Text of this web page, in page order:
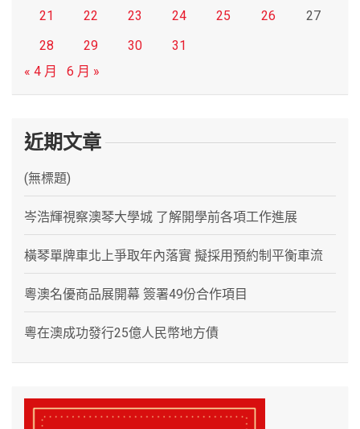
21
22 23 24 25 26
27
28
29 30
31
« 4 月
6 月 »
近期文章
(無標題)
岑浩輝視察澳琴大學城 了解開學前各項工作進展
橫琴單牌車北上爭取年內落實 擬採用預約制平衡車流
粵澳名優商品展開幕 簽署49份合作項目
粵在澳成功發行25億人民幣地方債